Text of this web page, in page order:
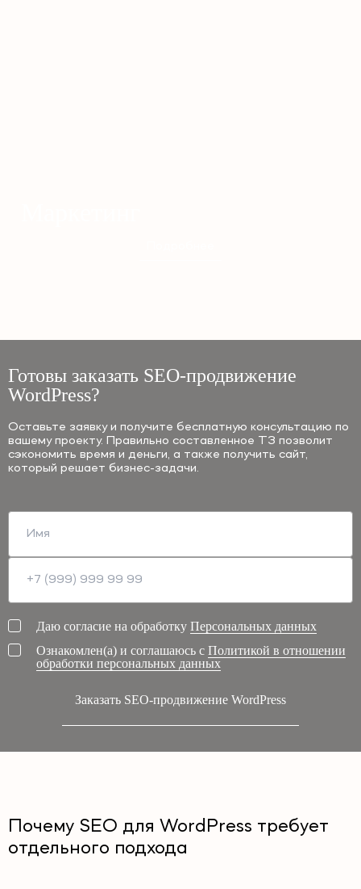
Готовы заказать SEO-продвижение
WordPress?
Оставьте заявку и получите бесплатную консультацию по
вашему проекту. Правильно составленное ТЗ позволит
сэкономить время и деньги, а также получить сайт,
который решает бизнес-задачи.
Даю согласие на обработку Персональных данных
Ознакомлен(а) и соглашаюсь с Политикой в отношении
обработки персональных данных
Заказать SEO-продвижение WordPress
Почему SEO для WordPress требует
отдельного подхода